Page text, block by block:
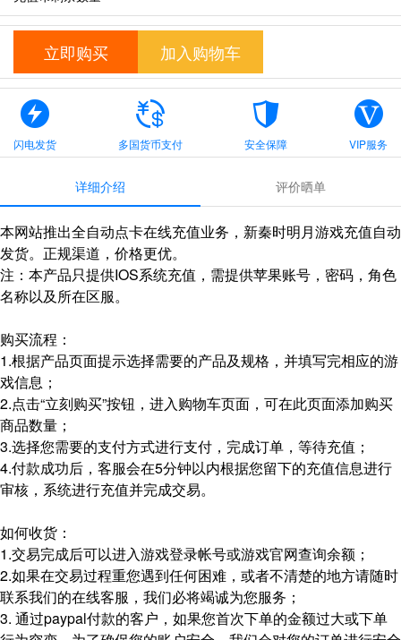
立即购买 加入购物车
闪电发货 多国货币支付 安全保障 VIP服务
详细介绍 评价晒单
本网站推出全自动点卡在线充值业务，新秦时明月游戏充值自动
发货。正规渠道，价格更优。
注：本产品只提供IOS系统充值，需提供苹果账号，密码，角色
名称以及所在区服。
购买流程：
1.根据产品页面提示选择需要的产品及规格，并填写完相应的游
戏信息；
2.点击“立刻购买”按钮，进入购物车页面，可在此页面添加购买
商品数量；
3.选择您需要的支付方式进行支付，完成订单，等待充值；
4.付款成功后，客服会在5分钟以内根据您留下的充值信息进行
审核，系统进行充值并完成交易。
如何收货：
1.交易完成后可以进入游戏登录帐号或游戏官网查询余额；
2.如果在交易过程重您遇到任何困难，或者不清楚的地方请随时
联系我们的在线客服，我们必将竭诚为您服务；
3. 通过paypal付款的客户，如果您首次下单的金额过大或下单